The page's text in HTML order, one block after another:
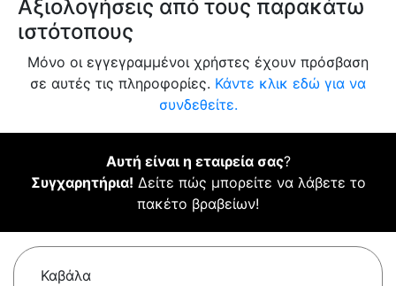
Αξιολογήσεις από τους παρακάτω
ιστότοπους
Μόνο οι εγγεγραμμένοι χρήστες έχουν πρόσβαση
σε αυτές τις πληροφορίες. Κάντε κλικ εδώ για να
συνδεθείτε.
Αυτή είναι η εταιρεία σας?
Συγχαρητήρια! Δείτε πώς μπορείτε να λάβετε το
πακέτο βραβείων!
Καβάλα